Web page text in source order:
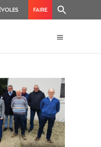
FAIRE